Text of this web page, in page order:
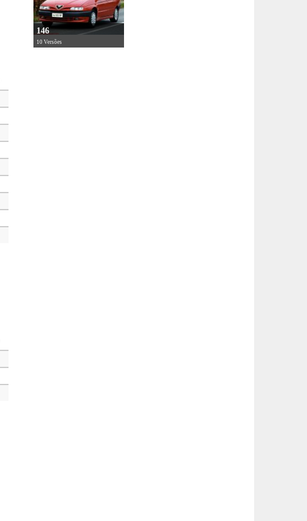
146
10 Versões